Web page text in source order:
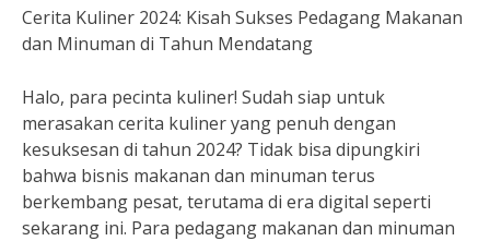
Cerita Kuliner 2024: Kisah Sukses Pedagang Makanan
dan Minuman di Tahun Mendatang
Halo, para pecinta kuliner! Sudah siap untuk
merasakan cerita kuliner yang penuh dengan
kesuksesan di tahun 2024? Tidak bisa dipungkiri
bahwa bisnis makanan dan minuman terus
berkembang pesat, terutama di era digital seperti
sekarang ini. Para pedagang makanan dan minuman